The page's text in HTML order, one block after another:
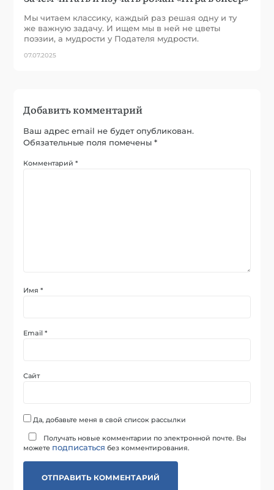
Мы читаем классику, каждый раз решая одну и ту
же важную задачу. И ищем мы в ней не цветы
поэзии, а мудрости у Подателя мудрости.
07.07.2025
Добавить комментарий
Ваш адрес email не будет опубликован.
Обязательные поля помечены*
Комментарий*
Имя*
Email*
Сайт
Да, добавьте меня в свой список рассылки
Получать новые комментарии по электронной почте. Вы
можете подписаться без комментирования.